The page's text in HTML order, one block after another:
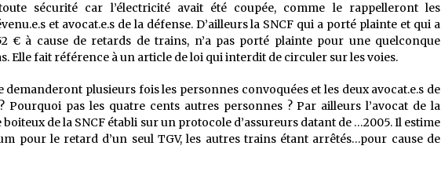
sécurité car l’électricité avait été coupée, comme le rappelleront les
et avocat.e.s de la défense. D’ailleurs la SNCF qui a porté plainte et qui a
€ à cause de retards de trains, n’a pas porté plainte pour une quelconque
Elle fait référence à un article de loi qui interdit de circuler sur les voies.
demanderont plusieurs fois les personnes convoquées et les deux avocat.e.s de
Pourquoi pas les quatre cents autres personnes ? Par ailleurs l’avocat de la
de la SNCF établi sur un protocole d’assureurs datant de …2005. Il estime
pour le retard d’un seul TGV, les autres trains étant arrêtés…pour cause de